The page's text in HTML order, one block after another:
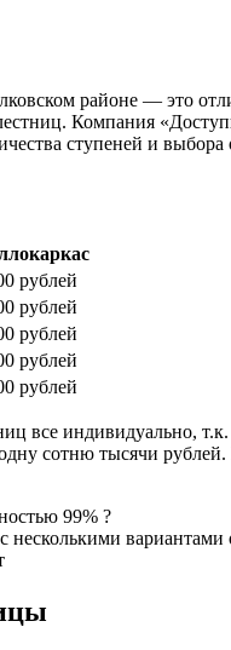
районе — это
Компания
ступеней и
рублей
рублей
рублей
рублей
рублей
все индивидуально,
сотню тысячи
99% ?
несколькими